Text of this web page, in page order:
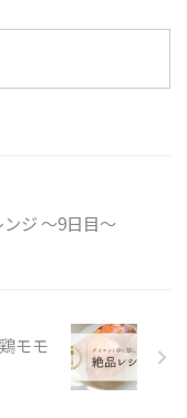
ジ 〜9日目〜
モモ